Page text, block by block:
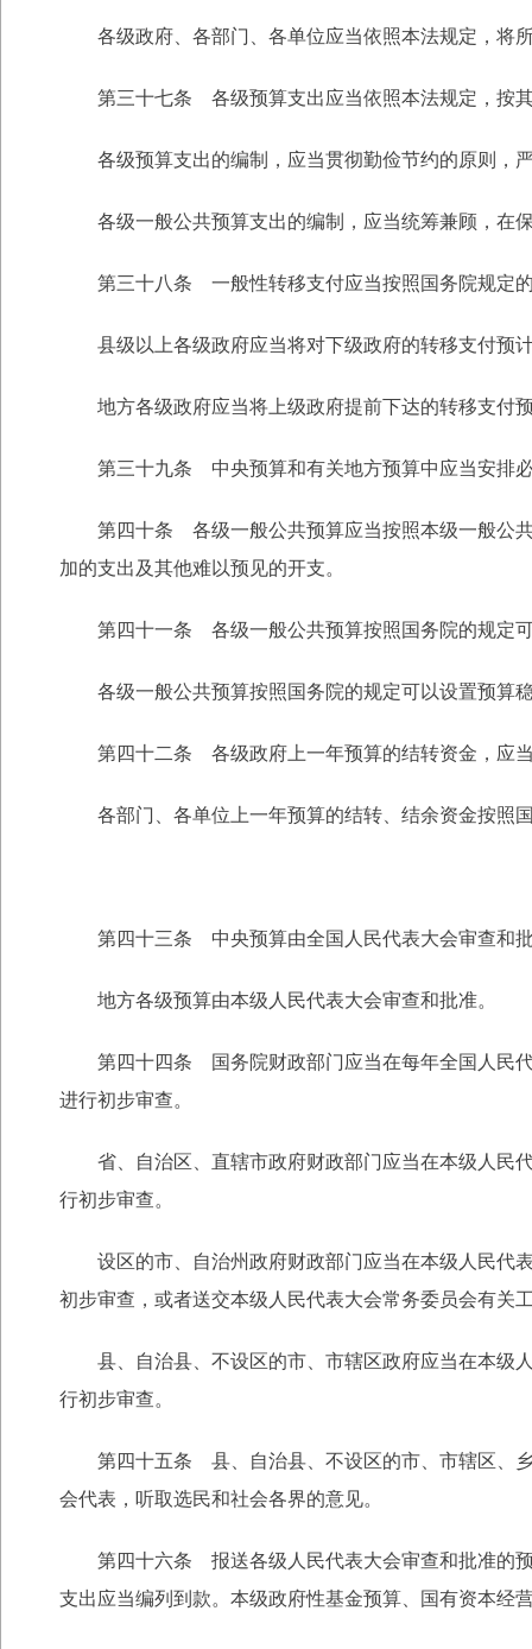
各级政府、各部门、各单位应当依照本法规定，将
第三十七条 各级预算支出应当依照本法规定，按其
各级预算支出的编制，应当贯彻勤俭节约的原则，
各级一般公共预算支出的编制，应当统筹兼顾，在
第三十八条 一般性转移支付应当按照国务院规定的
县级以上各级政府应当将对下级政府的转移支付预
地方各级政府应当将上级政府提前下达的转移支付
第三十九条 中央预算和有关地方预算中应当安排必
第四十条 各级一般公共预算应当按照本级一般公共
加的支出及其他难以预见的开支。
第四十一条 各级一般公共预算按照国务院的规定可
各级一般公共预算按照国务院的规定可以设置预算
第四十二条 各级政府上一年预算的结转资金，应当
各部门、各单位上一年预算的结转、结余资金按照
第四十三条 中央预算由全国人民代表大会审查和
地方各级预算由本级人民代表大会审查和批准。
第四十四条 国务院财政部门应当在每年全国人民代
进行初步审查。
省、自治区、直辖市政府财政部门应当在本级人民代
行初步审查。
设区的市、自治州政府财政部门应当在本级人民代表
初步审查，或者送交本级人民代表大会常务委员会有关
县、自治县、不设区的市、市辖区政府应当在本级人
行初步审查。
第四十五条 县、自治县、不设区的市、市辖区、乡
会代表，听取选民和社会各界的意见。
第四十六条 报送各级人民代表大会审查和批准的预
支出应当编列到款。本级政府性基金预算、国有资本经